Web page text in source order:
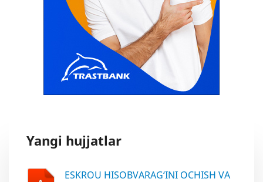
Yangi hujjatlar
ESKROU HISOBVARAG‘INI OCHISH VA